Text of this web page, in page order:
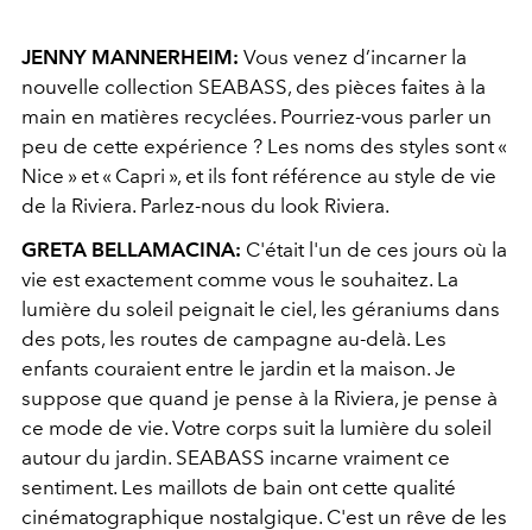
JENNY MANNERHEIM: Vous venez d’incarner la
nouvelle collection SEABASS, des pièces faites à la
main en matières recyclées. Pourriez-vous parler un
peu de cette expérience ? Les noms des styles sont «
Nice » et « Capri », et ils font référence au style de vie
de la Riviera. Parlez-nous du look Riviera.
GRETA BELLAMACINA: C'était l'un de ces jours où la
vie est exactement comme vous le souhaitez. La
lumière du soleil peignait le ciel, les géraniums dans
des pots, les routes de campagne au-delà. Les
enfants couraient entre le jardin et la maison. Je
suppose que quand je pense à la Riviera, je pense à
ce mode de vie. Votre corps suit la lumière du soleil
autour du jardin. SEABASS incarne vraiment ce
sentiment. Les maillots de bain ont cette qualité
cinématographique nostalgique. C'est un rêve de les